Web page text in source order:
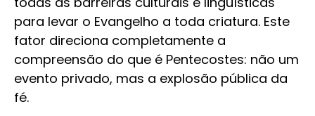
para levar o Evangelho a toda criatura. Este
fator direciona completamente a
compreensão do que é Pentecostes: não um
evento privado, mas a explosão pública da
fé.